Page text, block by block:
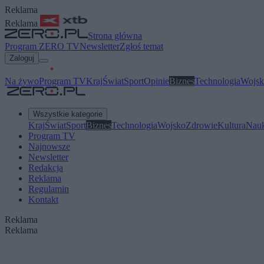
Reklama
Reklama
Strona główna
Program ZERO TVNewsletterZgłoś temat
Zaloguj
Na żywoProgram TVKrajŚwiatSportOpinieBiznesTechnologia
Wszystkie kategorie
KrajŚwiatSportBiznesTechnologiaWojskoZdrowieKultura
Program TV
Najnowsze
Newsletter
Redakcja
Reklama
Regulamin
Kontakt
Reklama
Reklama